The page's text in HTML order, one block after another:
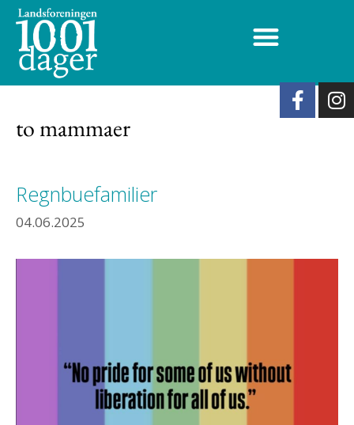
to mammaer
Regnbuefamilier
04.06.2025